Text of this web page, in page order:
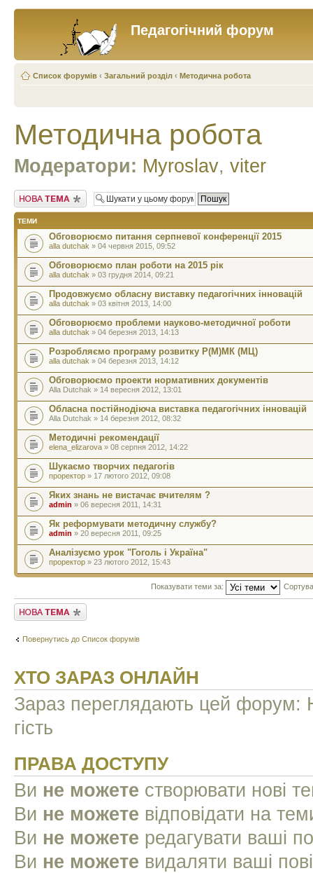
Педагогічний форум
Список форумів ‹ Загальний розділ ‹ Методична робота
Методична робота
Модератори: Myroslav, viter
Створити нову тему
ТЕМИ
Обговорюємо питання серпневої конференції 2015
alla dutchak » 04 червня 2015, 09:52
Обговорюємо план роботи на 2015 рік
alla dutchak » 03 грудня 2014, 09:21
Продовжуємо обласну виставку педагогічних інновацій
alla dutchak » 03 квітня 2013, 14:00
Обговорюємо проблеми науково-методичної роботи
alla dutchak » 04 березня 2013, 14:13
Розробляємо програму розвитку Р(М)МК (МЦ)
alla dutchak » 04 березня 2013, 14:12
Обговорюємо проекти нормативних документів
Alla Dutchak » 14 вересня 2012, 13:01
Обласна постійнодіюча виставка педагогічних інновацій
Alla Dutchak » 14 березня 2012, 08:32
Методичні рекомендації
elena_elizarova » 08 серпня 2012, 14:22
Шукаємо творчих педагогів
проректор » 17 лютого 2012, 09:08
Яких знань не вистачає вчителям ?
admin » 06 вересня 2011, 14:31
Як реформувати методичну службу?
admin » 20 вересня 2011, 09:25
Аналізуємо урок "Гоголь і Україна"
проректор » 23 лютого 2012, 15:43
Показувати теми за:
Створити нову тему
Повернутись до Список форумів
ХТО ЗАРАЗ ОНЛАЙН
Зараз переглядають цей форум:
гість
ПРАВА ДОСТУПУ
Ви не можете створювати нові
Ви не можете відповідати на
Ви не можете редагувати ваші
Ви не можете видаляти ваші